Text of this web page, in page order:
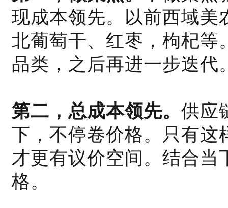
现成本领先。以前西域美
北葡萄干、红枣，枸杞等
品类，之后再进一步迭代
第二，总成本领先。 供应
下，不停卷价格。只有这
才更有议价空间。结合
格。